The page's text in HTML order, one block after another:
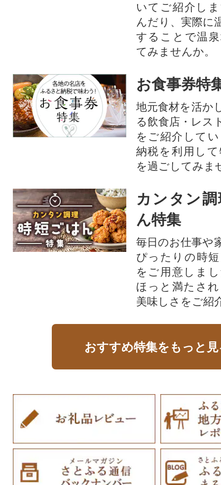
いてご紹介し
んだり、実際に
することで温
てみませんか。
お食事券特
地元食材を活か
る飲食店・レス
をご紹介して
納税を利用し
を過ごしてみま
カンタン
ん特集
毎日のお仕事や
ぴったりの時
をご用意しま
ほっと満たさ
美味しさをご紹
おすすめ特集をもっと